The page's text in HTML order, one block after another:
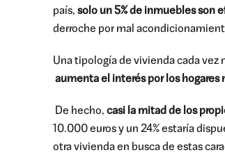
país, solo un 5% de inmuebles son
derroche por mal
Una tipología de vivienda cada vez
aumenta el interés por los hogares
De hecho, casi la mitad de los
10.000 euros y un 24% estaría
otra vivienda en busca de estas